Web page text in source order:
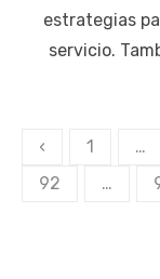
estrategias
servicio.
Paginación
de
‹ 1 …
92
…